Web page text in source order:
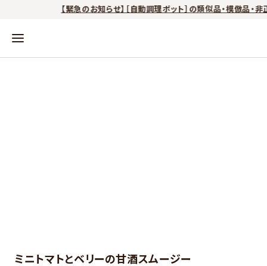
【緊急のお知らせ】［自動調理ポット］の類似品・模倣品・非
ミニトマトとベリーの甘酒スムージー